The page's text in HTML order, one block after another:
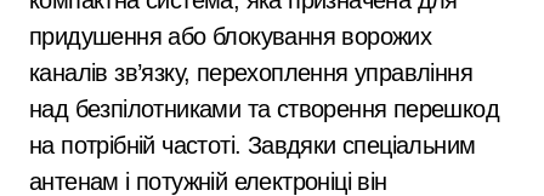
придушення або блокування ворожих
каналів зв’язку, перехоплення управління
над безпілотниками та створення перешкод
на потрібній частоті. Завдяки спеціальним
антенам і потужній електроніці він